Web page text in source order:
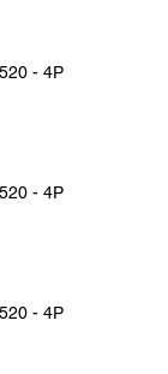
- 4P
- 4P
- 4P